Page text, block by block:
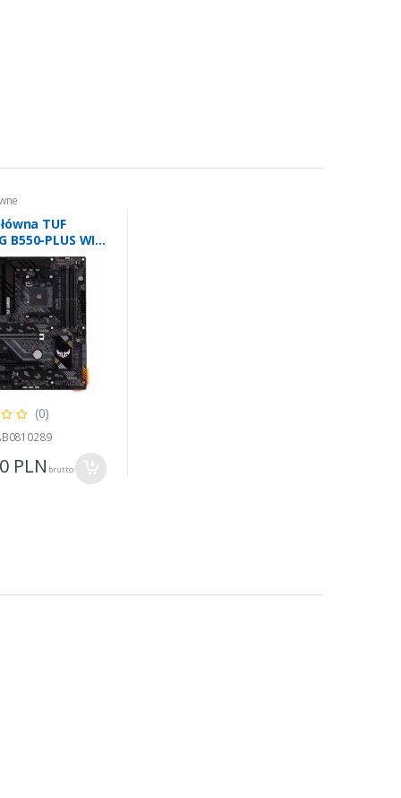
TUF
B550-PLUS WI
4DDR4
M.2 ATX
(0)
PLN brutto